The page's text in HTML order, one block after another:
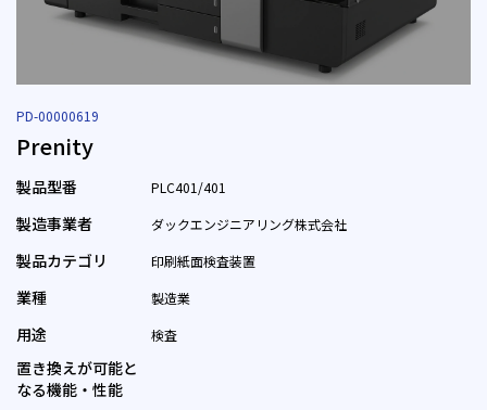
PD-00000619
Prenity
製品型番 PLC401/401
製造事業者 ダックエンジニアリング株式会社
製品カテゴリ 印刷紙面検査装置
業種 製造業
用途 検査
置き換えが可能と
なる機能・性能